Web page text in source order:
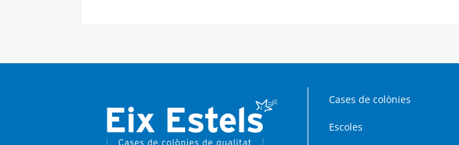
Cases de colònies
Escoles